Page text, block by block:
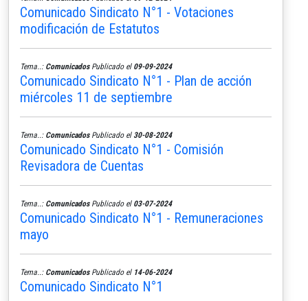
Comunicado Sindicato N°1 - Votaciones
modificación de Estatutos
Tema..: ComunicadosPublicado el 09-09-2024
Comunicado Sindicato N°1 - Plan de acción
miércoles 11 de septiembre
Tema..: ComunicadosPublicado el 30-08-2024
Comunicado Sindicato N°1 - Comisión
Revisadora de Cuentas
Tema..: ComunicadosPublicado el 03-07-2024
Comunicado Sindicato N°1 - Remuneraciones
mayo
Tema..: ComunicadosPublicado el 14-06-2024
Comunicado Sindicato N°1